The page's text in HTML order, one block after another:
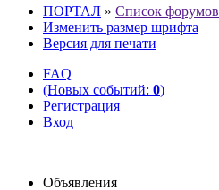
ПОРТАЛ » Список форумов
Изменить размер шрифта
Версия для печати
FAQ
(Новых событий: 0)
Регистрация
Вход
Объявления